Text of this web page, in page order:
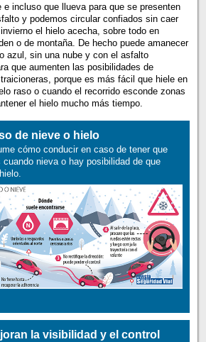
e incluso que llueva para que se presenten
y podemos circular confiados sin caer
el hielo acecha, sobre todo en
o de montaña. De hecho puede amanecer
azul, sin una nube y con el asfalto
que aumenten las posibilidades de
porque es más fácil que hiele en
raso o cuando el recorrido esconde zonas
el hielo mucho más tiempo.
de nieve o hielo
cómo conducir en caso de tener que
nieva o hay posibilidad de que
la visibilidad y el control